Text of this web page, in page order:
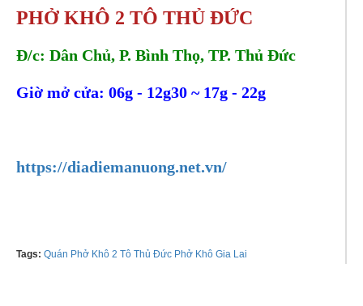
PHỞ KHÔ 2 TÔ THỦ ĐỨC
Đ/c: Dân Chủ, P. Bình Thọ, TP. Thủ Đức
Giờ mở cửa: 06g - 12g30 ~ 17g - 22g
https://diadiemanuong.net.vn/
Tags: Quán Phở Khô 2 Tô Thủ Đức Phở Khô Gia Lai